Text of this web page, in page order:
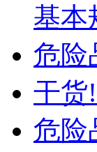
基本
危险
干货
危险